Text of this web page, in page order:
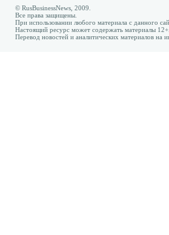
© RusBusinessNews, 2009.
Все права защищены.
При использовании любого материала с данного
Настоящий ресурс может содержать материалы 12+.
Перевод новостей и аналитических материалов на